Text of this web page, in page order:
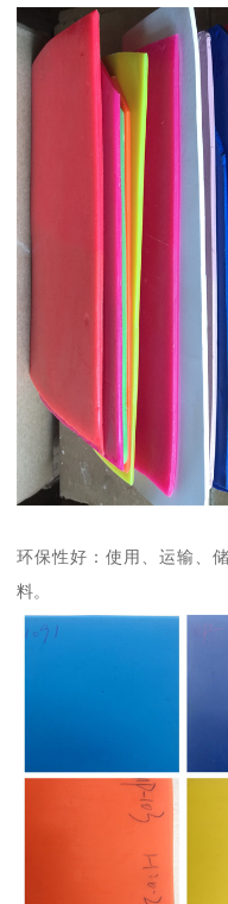
环保性好：使用、运输、
料。